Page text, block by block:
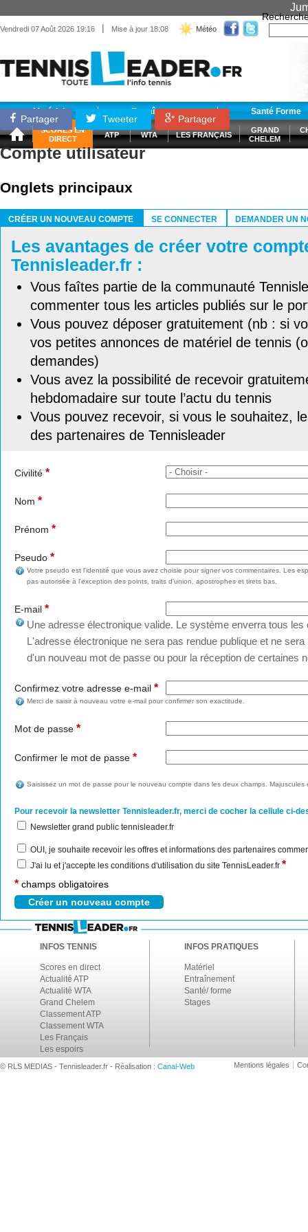
Vendredi 07 Août 2026 19:16 | Mise à jour 18:08 Météo
Matériel Entraînement Santé Forme
SCORES EN
DIRECT
ATP WTA LES FRANÇAIS
GRAND
CHELEM
Partager Tweeter Partager
Compte utilisateur
Onglets principaux
CRÉER UN NOUVEAU COMPTE
SE CONNECTER DEMANDER UN
Les avantages de créer votre
Tennisleader.fr :
Vous faîtes partie de la communauté
commenter tous les articles publiés sur le
Vous pouvez déposer gratuitement (nb : si
vos petites annonces de matériel de tennis
demandes)
Vous avez la possibilité de recevoir
hebdomadaire sur toute l’actu du tennis
Vous pouvez recevoir, si vous le souhaitez,
des partenaires de Tennisleader
Civilité *
Nom *
Prénom *
Pseudo *
Votre pseudo est l'identité que vous avez choisie pour signer vos commentaires. Les
pas autorisée à l'exception des points, traits d'union, apostrophes et tirets bas.
E-mail *
Une adresse électronique valide. Le système enverra tous
L'adresse électronique ne sera pas rendue publique et ne
d'un nouveau mot de passe ou pour la réception de certaines
Confirmez votre adresse e-mail *
Merci de saisir à nouveau votre e-mail pour confirmer son exactitude.
Mot de passe *
Confirmer le mot de passe *
Saisissez un mot de passe pour le nouveau compte dans les deux champs. Majuscules
Pour recevoir la newsletter Tennisleader.fr, merci de cocher la cellule ci-
Newsletter grand public tennisleader.fr
OUI, je souhaite recevoir les offres et informations des partenaires
J'ai lu et j'accepte les conditions d'utilisation du site TennisLeader.fr *
* champs obligatoires
INFOS TENNIS
Scores en direct
Actualité ATP
Actualité WTA
Grand Chelem
Classement ATP
Classement WTA
Les Français
Les espoirs
INFOS PRATIQUES
Matériel
Entraînement
Santé/ forme
Stages
© RLS MEDIAS - Tennisleader.fr - Réalisation : Canal-Web Mentions légales